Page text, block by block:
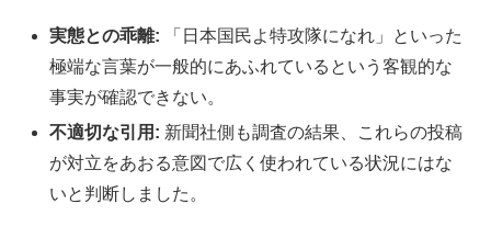
実態との乖離: 「日本国民よ特攻隊になれ」といった
極端な言葉が一般的にあふれているという客観的な
事実が確認できない。
不適切な引用: 新聞社側も調査の結果、これらの投稿
が対立をあおる意図で広く使われている状況にはな
いと判断しました。